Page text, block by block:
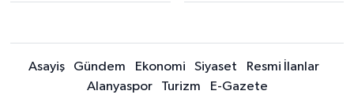
Asayiş Gündem Ekonomi Siyaset
Resmi İlanlar
Alanyaspor
Turizm E-Gazete